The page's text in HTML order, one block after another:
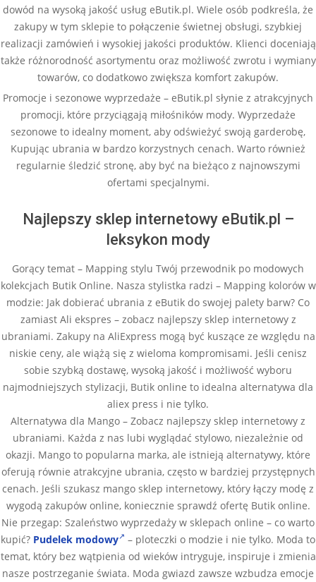
dowód na wysoką jakość usług eButik.pl. Wiele osób podkreśla, że
zakupy w tym sklepie to połączenie świetnej obsługi, szybkiej
realizacji zamówień i wysokiej jakości produktów. Klienci doceniają
także różnorodność asortymentu oraz możliwość zwrotu i wymiany
towarów, co dodatkowo zwiększa komfort zakupów.
Promocje i sezonowe wyprzedaże – eButik.pl słynie z atrakcyjnych
promocji, które przyciągają miłośników mody. Wyprzedaże
sezonowe to idealny moment, aby odświeżyć swoją garderobę,
Kupując ubrania w bardzo korzystnych cenach. Warto również
regularnie śledzić stronę, aby być na bieżąco z najnowszymi
ofertami specjalnymi.
Najlepszy sklep internetowy eButik.pl –
leksykon mody
Gorący temat – Mapping stylu Twój przewodnik po modowych
kolekcjach Butik Online. Nasza stylistka radzi – Mapping kolorów w
modzie: Jak dobierać ubrania z eButik do swojej palety barw? Co
zamiast Ali ekspres – zobacz najlepszy sklep internetowy z
ubraniami. Zakupy na AliExpress mogą być kuszące ze względu na
niskie ceny, ale wiążą się z wieloma kompromisami. Jeśli cenisz
sobie szybką dostawę, wysoką jakość i możliwość wyboru
najmodniejszych stylizacji, Butik online to idealna alternatywa dla
aliex press i nie tylko.
Alternatywa dla Mango – Zobacz najlepszy sklep internetowy z
ubraniami. Każda z nas lubi wyglądać stylowo, niezależnie od
okazji. Mango to popularna marka, ale istnieją alternatywy, które
oferują równie atrakcyjne ubrania, często w bardziej przystępnych
cenach. Jeśli szukasz mango sklep internetowy, który łączy modę z
wygodą zakupów online, koniecznie sprawdź ofertę Butik online.
Nie przegap: Szaleństwo wyprzedaży w sklepach online – co warto
kupić? Pudelek modowy
– ploteczki o modzie i nie tylko. Moda to
temat, który bez wątpienia od wieków intryguje, inspiruje i zmienia
nasze postrzeganie świata. Moda gwiazd zawsze wzbudza emocje